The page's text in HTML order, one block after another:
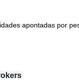
apontadas por